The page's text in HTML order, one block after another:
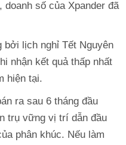
số của Xpander đã
bởi lịch nghỉ Tết Nguyên
nhận kết quả thấp nhất
hiện tại.
ra sau 6 tháng đầu
trụ vững vị trí dẫn đầu
phân khúc. Nếu làm